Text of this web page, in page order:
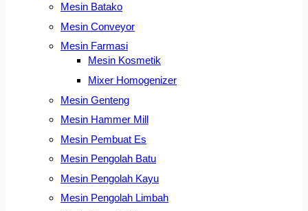
Mesin Batako
Mesin Conveyor
Mesin Farmasi
Mesin Kosmetik
Mixer Homogenizer
Mesin Genteng
Mesin Hammer Mill
Mesin Pembuat Es
Mesin Pengolah Batu
Mesin Pengolah Kayu
Mesin Pengolah Limbah